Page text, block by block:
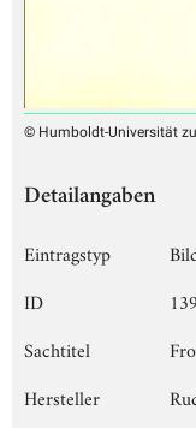
© Humboldt-Universität
Detailangaben
Eintragstyp
ID
Sachtitel
Hersteller